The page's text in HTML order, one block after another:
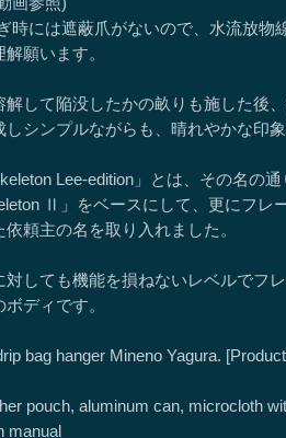
時には遮蔽爪がないので、水流放物
願います。
解して陥没したかの畝りも施した後
シンプルながらも、晴れやかな印象
Lee-edition」とは、その名の
Ⅱ」をベースにして、更にフレ
頼主の名を取り入れました。
対しても機能を損ねないレベルでフ
ボディです。
bag hanger Mineno Yagura.
pouch, aluminum can, microcloth
manual